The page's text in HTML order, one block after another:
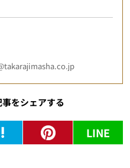
をシェアする
LINE